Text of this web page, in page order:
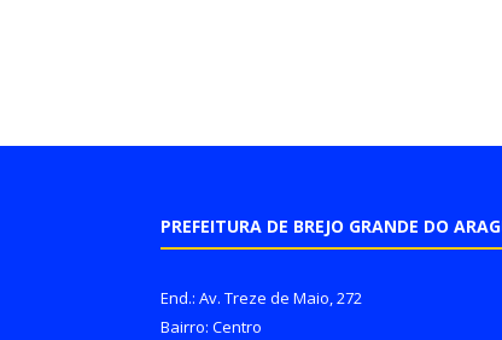
PREFEITURA DE BREJO GRANDE DO
End.: Av. Treze de Maio, 272
Bairro: Centro